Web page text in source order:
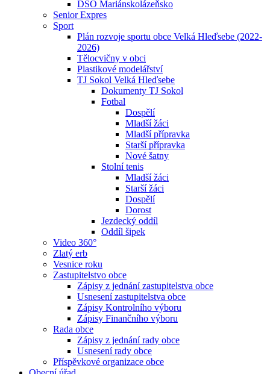
DSO Mariánskolázeňsko
Senior Expres
Sport
Plán rozvoje sportu obce Velká Hleďsebe (2022-
2026)
Tělocvičny v obci
Plastikové modelářství
TJ Sokol Velká Hleďsebe
Dokumenty TJ Sokol
Fotbal
Dospělí
Mladší žáci
Mladší přípravka
Starší přípravka
Nové šatny
Stolní tenis
Mladší žáci
Starší žáci
Dospělí
Dorost
Jezdecký oddíl
Oddíl šipek
Video 360°
Zlatý erb
Vesnice roku
Zastupitelstvo obce
Zápisy z jednání zastupitelstva obce
Usnesení zastupitelstva obce
Zápisy Kontrolního výboru
Zápisy Finančního výboru
Rada obce
Zápisy z jednání rady obce
Usnesení rady obce
Příspěvkové organizace obce